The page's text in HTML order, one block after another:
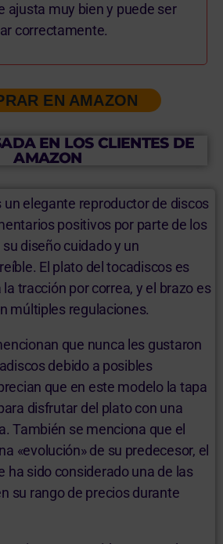
ajusta muy bien y puede ser
correctamente.
EN AMAZON
EN LOS CLIENTES DE
AMAZON
un elegante reproductor de discos
positivos por parte de los
diseño cuidado y un
El plato del tocadiscos es
tracción por correa, y el brazo es
múltiples regulaciones.
que nunca les gustaron
debido a posibles
que en este modelo la tapa
disfrutar del plato con una
También se menciona que el
«evolución» de su predecesor, el
ha sido considerado una de las
su rango de precios durante